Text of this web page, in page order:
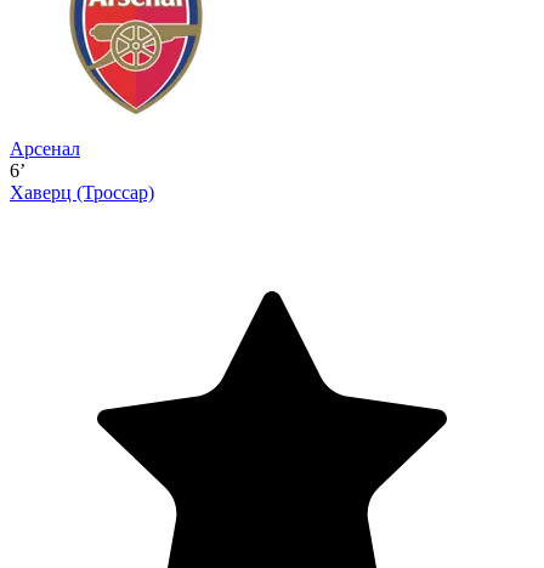
Арсенал
6’
Хаверц (Троссар)